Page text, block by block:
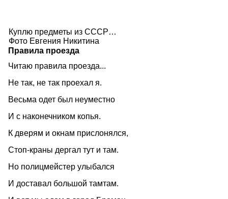
Куплю предметы из СССР…
Фото Евгения Никитина
Правила проезда
Читаю правила проезда...
Не так, не так проехал я.
Весьма одет был неуместно
И с наконечником копья.
К дверям и окнам прислонялся,
Стоп-краны дергал тут и там.
Но полицмейстер улыбался
И доставал большой тамтам.